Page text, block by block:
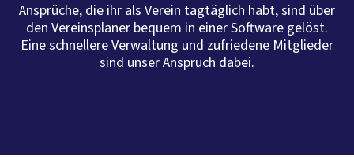
Ansprüche, die ihr als Verein tagtäglich habt, sind über
den Vereinsplaner bequem in einer Software gelöst.
Eine schnellere Verwaltung und zufriedene Mitglieder
sind unser Anspruch dabei.